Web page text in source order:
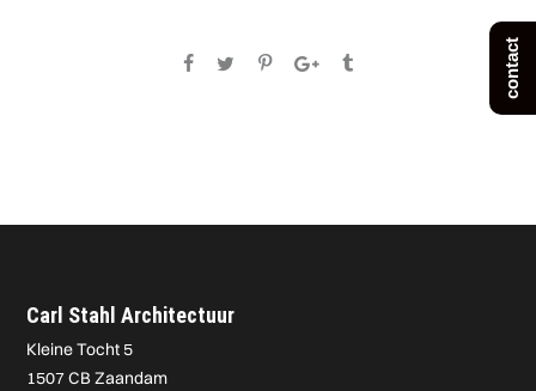
Carl Stahl Architectuur
Kleine Tocht 5
1507 CB Zaandam
contact